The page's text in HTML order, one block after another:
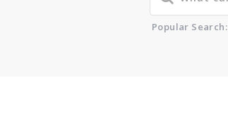
Popular Search: